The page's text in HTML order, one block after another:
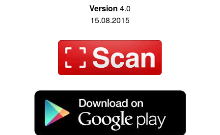
Version 4.0
15.08.2015